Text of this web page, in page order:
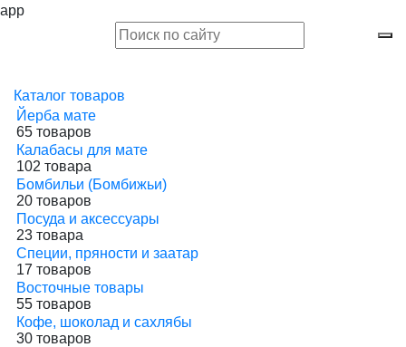
app
Каталог товаров
Йерба мате
65 товаров
Калабасы для мате
102 товара
Бомбильи (Бомбижьи)
20 товаров
Посуда и аксессуары
23 товара
Специи, пряности и заатар
17 товаров
Восточные товары
55 товаров
Кофе, шоколад и сахлябы
30 товаров